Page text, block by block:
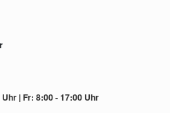
| Fr: 8:00 - 17:00 Uhr